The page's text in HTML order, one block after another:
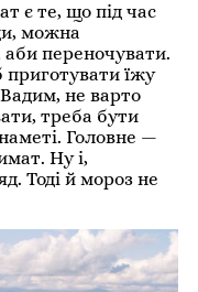
є те, що під час
можна
аби переночувати.
приготувати їжу
не варто
треба бути
Головне —
Ну і,
Тоді й мороз не